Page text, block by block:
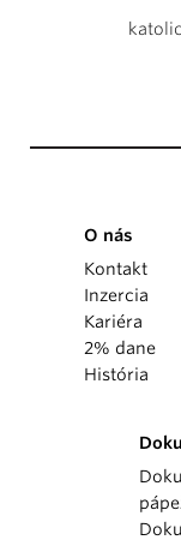
O nás
Kontakt
Inzercia
Kariéra
2% dane
História